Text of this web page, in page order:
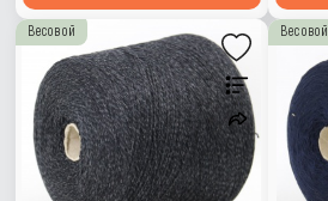
Весовой Весовой